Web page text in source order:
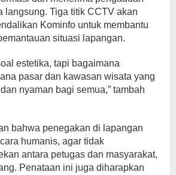
langsung. Tiga titik CCTV akan
Kominfo untuk membantu
situasi lapangan.
estetika, tapi bagaimana
pasar dan kawasan wisata yang
nyaman bagi semua,” tambah
bahwa penegakan di lapangan
humanis, agar tidak
antara petugas dan masyarakat,
Penataan ini juga diharapkan